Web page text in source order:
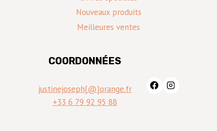
Nouveaux produits
Meilleures ventes
COORDONNÉES
justinejoseph[@]orange.fr
+33 6 79 92 95 88